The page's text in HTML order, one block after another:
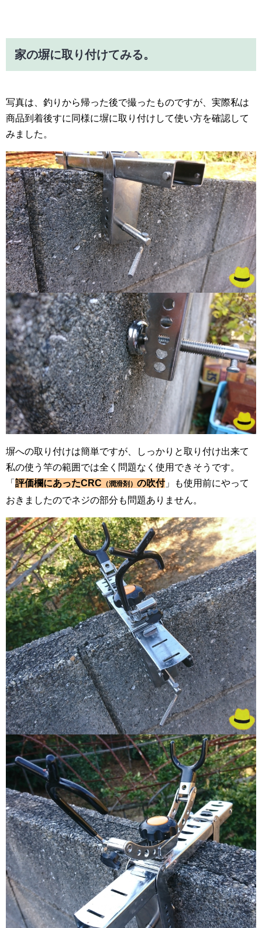
家の塀に取り付けてみる。
写真は、釣りから帰った後で撮ったものですが、実際私は
商品到着後すに同様に塀に取り付けして使い方を確認して
みました。
塀への取り付けは簡単ですが、しっかりと取り付け出来て
私の使う竿の範囲では全く問題なく使用できそうです。
「 評価欄にあったCRC （潤滑剤） の吹付」も使用前にやって
おきましたのでネジの部分も問題ありません。